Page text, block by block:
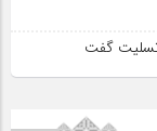
تسلیت گفت